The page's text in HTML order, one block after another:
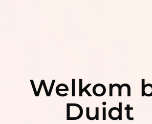
Welkom
Duidt